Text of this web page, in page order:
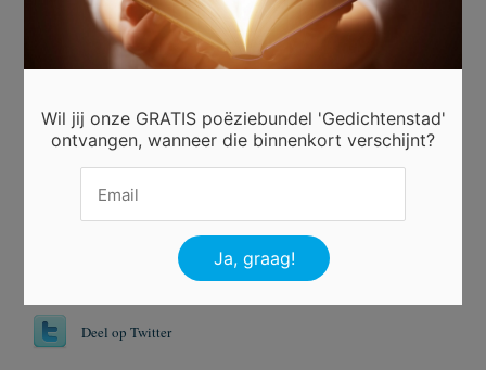
Ingezonden door
Henk Frings
Er is nog niet gestemd.
Winter
Deel op Twitter
Wil jij onze GRATIS poëziebundel 'Gedichtenstad'
ontvangen, wanneer die binnenkort verschijnt?